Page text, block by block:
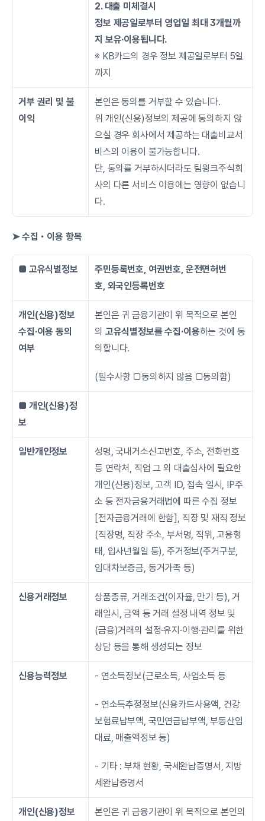
2. 대출 미체결시
정보 제공일로부터 영업일 최대 3개월까
지 보유∙이용됩니다.
※ KB카드의 경우 정보 제공일로부터 5일
까지
거부 권리 및 불
이익
본인은 동의를 거부할 수 있습니다.
위 개인(신용)정보의 제공에 동의하지 않
으실 경우 회사에서 제공하는 대출비교서
비스의 이용이 불가능합니다.
단, 동의를 거부하시더라도 팀윙크주식회
사의 다른 서비스 이용에는 영향이 없습니
다.
➤ 수집・이용 항목
■ 고유식별정보
주민등록번호, 여권번호, 운전면허번
호, 외국인등록번호
개인(신용)정보
수집∙이용 동의
여부
본인은 귀 금융기관이 위 목적으로 본인
의 고유식별정보를 수집·이용하는 것에 동
의합니다.
(필수사항 □동의하지 않음 □동의함)
■ 개인(신용)정
보
일반개인정보
성명, 국내거소신고번호, 주소, 전화번호
등 연락처, 직업 그 외 대출심사에 필요한
개인(신용)정보, 고객 ID, 접속 일시, IP주
소 등 전자금융거래법에 따른 수집 정보
[전자금융거래에 한함], 직장 및 재직 정보
(직장명, 직장 주소, 부서명, 직위, 고용형
태, 입사년월일 등), 주거정보(주거구분,
임대차보증금, 동거가족 등)
신용거래정보
상품종류, 거래조건(이자율, 만기 등), 거
래일시, 금액 등 거래 설정 내역 정보 및
(금융)거래의 설정·유지·이행·관리를 위한
상담 등을 통해 생성되는 정보
신용능력정보 - 연소득정보(근로소득, 사업소득 등
- 연소득추정정보(신용카드사용액, 건강
보험료납부액, 국민연금납부액, 부동산임
대료, 매출액정보 등)
- 기타 : 부채 현황, 국세완납증명서, 지방
세완납증명서
개인(신용)정보 본인은 귀 금융기관이 위 목적으로 본인의